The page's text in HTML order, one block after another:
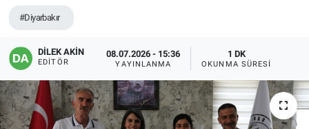
#Diyarbakır
DİLEK AKİN
EDITÖR
08.07.2026 - 15:36
YAYINLANMA
1 DK
OKUNMA SÜRESI
KÜLTÜR SANAT
EĞİTİM
ÖZEL HABER
POLİTİKA
Haber Arşivi